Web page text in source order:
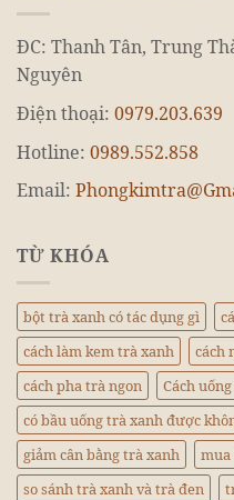
ĐC: Thanh Tân, Trung
Nguyên
Điện thoại: 0979.203.639
Hotline: 0989.552.858
Email:
TỪ KHÓA
bột trà xanh có tác dụng gì
cách làm kem trà xanh
cách
cách pha trà ngon
Cách
có bầu uống trà xanh được
giảm cân bằng trà xanh
so sánh trà xanh và trà đen